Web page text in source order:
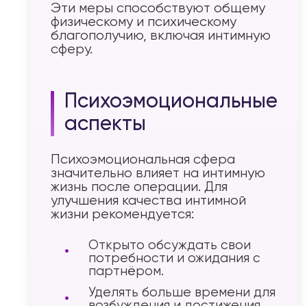
Эти меры способствуют общему
физическому и психическому
благополучию, включая интимную
сферу.
Психоэмоциональные
аспекты
Психоэмоциональная сфера
значительно влияет на интимную
жизнь после операции. Для
улучшения качества интимной
жизни рекомендуется:
Открыто обсуждать свои
потребности и ожидания с
партнёром.
Уделять больше времени для